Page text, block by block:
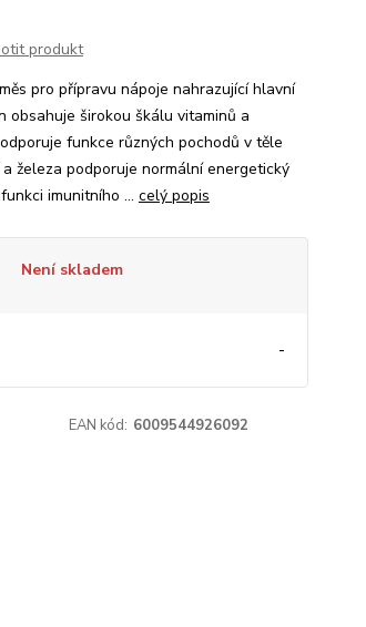
produkt
pro přípravu nápoje nahrazující hlavní
obsahuje širokou škálu vitaminů a
funkce různých pochodů v těle
železa podporuje normální energetický
imunitního ... celý popis
Není skladem
-
EAN kód: 6009544926092